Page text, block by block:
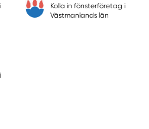
Kolla in fönsterföretag i
Västmanlands län